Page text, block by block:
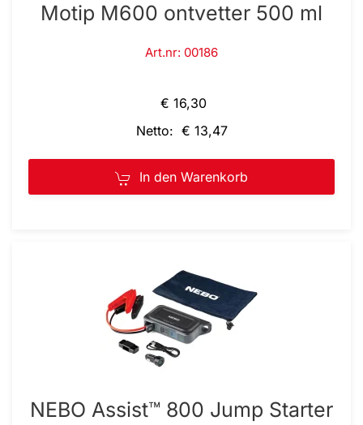
Motip M600 ontvetter 500 ml
Art.nr: 00186
€ 16,30
Netto: € 13,47
In den Warenkorb
NEBO Assist™ 800 Jump Starter